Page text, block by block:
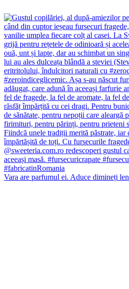
Vara are parfumul ei. Aduce dimineți